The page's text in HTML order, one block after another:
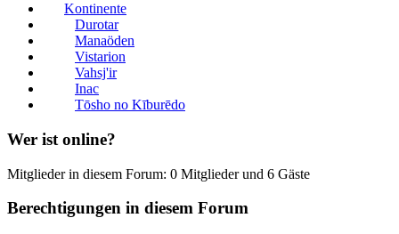
Kontinente
Durotar
Manaöden
Vistarion
Vahsj'ir
Inac
Tōsho no Kīburēdo
Wer ist online?
Mitglieder in diesem Forum: 0 Mitglieder und 6 Gäste
Berechtigungen in diesem Forum